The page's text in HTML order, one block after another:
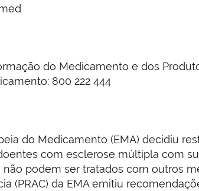
do Medicamento e dos
800 222 444
do Medicamento (EMA) decidiu
com esclerose múltipla com
não podem ser tratados com outros
(PRAC) da EMA emitiu